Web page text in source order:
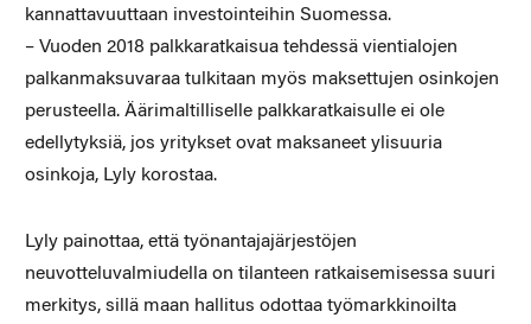
kannattavuuttaan investointeihin Suomessa.
– Vuoden 2018 palkkaratkaisua tehdessä vientialojen
palkanmaksuvaraa tulkitaan myös maksettujen osinkojen
perusteella. Äärimaltilliselle palkkaratkaisulle ei ole
edellytyksiä, jos yritykset ovat maksaneet ylisuuria
osinkoja, Lyly korostaa.
Lyly painottaa, että työnantajajärjestöjen
neuvotteluvalmiudella on tilanteen ratkaisemisessa suuri
merkitys, sillä maan hallitus odottaa työmarkkinoilta